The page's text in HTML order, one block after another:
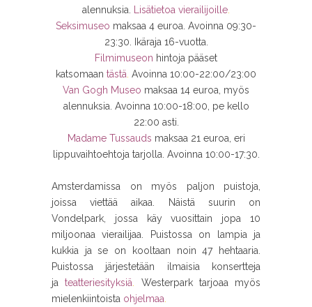
alennuksia.
Lisätietoa vierailijoille
Seksimuseo maksaa 4 euroa. Avoinna 09:30-
23:30. Ikäraja 16-vuotta.
Filmimuseon hintoja pääset
katsomaan tästä Avoinna 10:00-22:00/23:00
Van Gogh Museo maksaa 14 euroa, myös
alennuksia. Avoinna 10:00-18:00, pe kello
22:00 asti.
Madame Tussauds maksaa 21 euroa, eri
lippuvaihtoehtoja tarjolla. Avoinna 10:00-17:30.
Amsterdamissa on myös paljon puistoja,
joissa viettää aikaa. Näistä suurin on
Vondelpark, jossa käy vuosittain jopa 10
miljoonaa vierailijaa. Puistossa on lampia ja
kukkia ja se on kooltaan noin 47 hehtaaria.
Puistossa järjestetään ilmaisia konsertteja
jateatteriesityksiä
Westerpark tarjoaa myös
mielenkiintoista ohjelmaa